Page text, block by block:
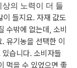
의 노력이 더 들
이 들지요. 자재 값도
수밖에 없는데, 소비
. 유기농을 선택한 이
습니다. 소비자들
먹을 수 있었으면 좋